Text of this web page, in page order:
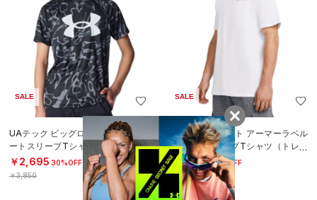
SALE
UAテック ビッグロゴ プリントショ
ートスリーブTシャツ（トレーニン
グ/BOYS）
￥2,695 30%OFF
￥3,850
SALE
UAヘビーウエイト アーマーラベル
ショートスリーブTシャツ（トレー
ニング/MEN）
￥3,46530%OFF
￥4,950